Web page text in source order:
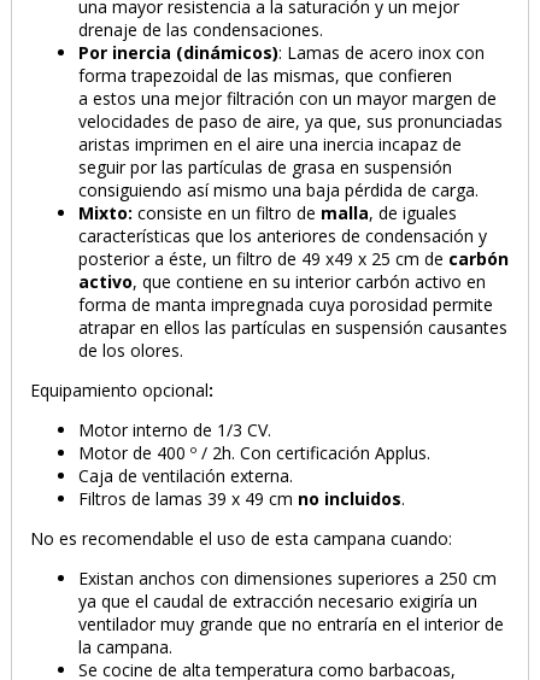
una mayor resistencia a la saturación y un mejor
drenaje de las condensaciones.
Por inercia (dinámicos): Lamas de acero inox con
forma trapezoidal de las mismas, que confieren
a estos una mejor filtración con un mayor margen de
velocidades de paso de aire, ya que, sus pronunciadas
aristas imprimen en el aire una inercia incapaz de
seguir por las partículas de grasa en suspensión
consiguiendo así mismo una baja pérdida de carga.
Mixto: consiste en un filtro de malla, de iguales
características que los anteriores de condensación y
posterior a éste, un filtro de 49 x49 x 25 cm de carbón
activo, que contiene en su interior carbón activo en
forma de manta impregnada cuya porosidad permite
atrapar en ellos las partículas en suspensión causantes
de los olores.
Equipamiento opcional:
Motor interno de 1/3 CV.
Motor de 400 º / 2h. Con certificación Applus.
Caja de ventilación externa.
Filtros de lamas 39 x 49 cm no incluidos.
No es recomendable el uso de esta campana cuando:
Existan anchos con dimensiones superiores a 250 cm
ya que el caudal de extracción necesario exigiría un
ventilador muy grande que no entraría en el interior de
la campana.
Se cocine de alta temperatura como barbacoas,